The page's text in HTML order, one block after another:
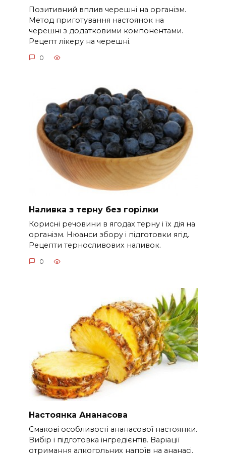
Позитивний вплив черешні на організм.
Метод приготування настоянок на
черешні з додатковими компонентами.
Рецепт лікеру на черешні.
0
Наливка з терну без горілки
Корисні речовини в ягодах терну і їх дія на
організм. Нюанси збору і підготовки ягід.
Рецепти терносливових наливок.
0
Настоянка Ананасова
Смакові особливості ананасової настоянки.
Вибір і підготовка інгредієнтів. Варіації
отримання алкогольних напоїв на ананасі.